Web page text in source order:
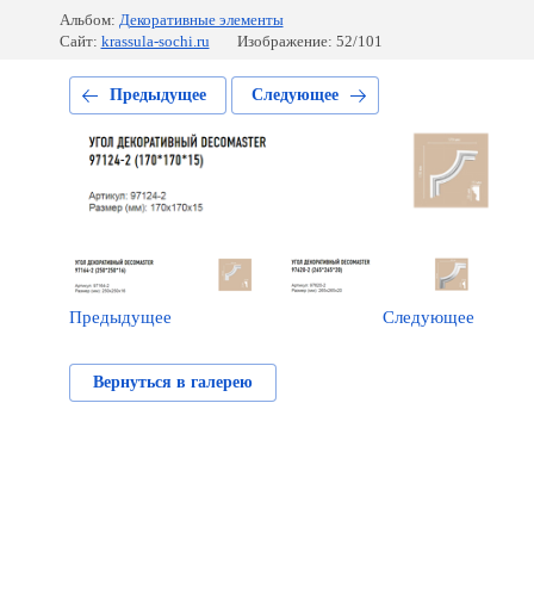
Альбом: Декоративные элементы
Сайт: krassula-sochi.ru Изображение: 52/101
Предыдущее Следующее
Предыдущее Следующее
Вернуться в галерею